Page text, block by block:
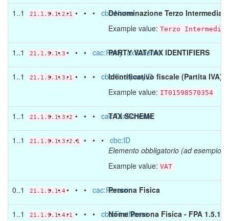
1..1 21.1.9.1.2.1
• • • • • • cbc:Name
Denominazione Terzo
Example value: Terzo
1..1 21.1.9.1.3• • • • • cac:PartyTaxScheme
PARTY VAT/TAX IDENTIFIERS
1..1 21.1.9.1.3.1
• • • • • • cbc:CompanyID
Identificativo fiscale (Partita IVA)
Example value: IT01598570354
1..1 21.1.9.1.3.2
• • • • • • cac:TaxScheme
TAX SCHEME
1..1 21.1.9.1.3.2.1
• • • • • • • cbc:ID
Elemento obbligatorio (ad esempio
Example value: VAT
0..1 21.1.9.1.4• • • • • cac:Person
Persona Fisica
1..1 21.1.9.1.4.1
• • • • • • cbc:FirstName
Nome Persona Fisica - FPA